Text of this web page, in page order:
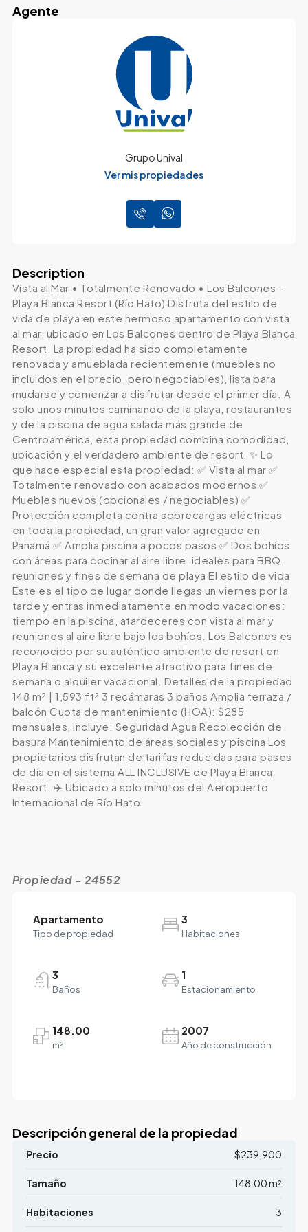
Agente
Grupo Unival
Ver mis propiedades
Description
Vista al Mar • Totalmente Renovado • Los Balcones –
Playa Blanca Resort (Río Hato) Disfruta del estilo de
vida de playa en este hermoso apartamento con vista
al mar, ubicado en Los Balcones dentro de Playa Blanca
Resort. La propiedad ha sido completamente
renovada y amueblada recientemente (muebles no
incluidos en el precio, pero negociables), lista para
mudarse y comenzar a disfrutar desde el primer día. A
solo unos minutos caminando de la playa, restaurantes
y de la piscina de agua salada más grande de
Centroamérica, esta propiedad combina comodidad,
ubicación y el verdadero ambiente de resort. ✨ Lo
que hace especial esta propiedad: ✅ Vista al mar ✅
Totalmente renovado con acabados modernos ✅
Muebles nuevos (opcionales / negociables) ✅
Protección completa contra sobrecargas eléctricas
en toda la propiedad, un gran valor agregado en
Panamá ✅ Amplia piscina a pocos pasos ✅ Dos bohíos
con áreas para cocinar al aire libre, ideales para BBQ,
reuniones y fines de semana de playa El estilo de vida
Este es el tipo de lugar donde llegas un viernes por la
tarde y entras inmediatamente en modo vacaciones:
tiempo en la piscina, atardeceres con vista al mar y
reuniones al aire libre bajo los bohíos. Los Balcones es
reconocido por su auténtico ambiente de resort en
Playa Blanca y su excelente atractivo para fines de
semana o alquiler vacacional. Detalles de la propiedad
148 m² | 1,593 ft² 3 recámaras 3 baños Amplia terraza /
balcón Cuota de mantenimiento (HOA): $285
mensuales, incluye: Seguridad Agua Recolección de
basura Mantenimiento de áreas sociales y piscina Los
propietarios disfrutan de tarifas reducidas para pases
de día en el sistema ALL INCLUSIVE de Playa Blanca
Resort. ✈️ Ubicado a solo minutos del Aeropuerto
Internacional de Río Hato.
Propiedad - 24552
Apartamento
Tipo de propiedad
3
Habitaciones
3
Baños
1
Estacionamiento
148.00
m²
2007
Año de construcción
Descripción general de la propiedad
Precio $239,900
Tamaño 148.00 m²
Habitaciones 3